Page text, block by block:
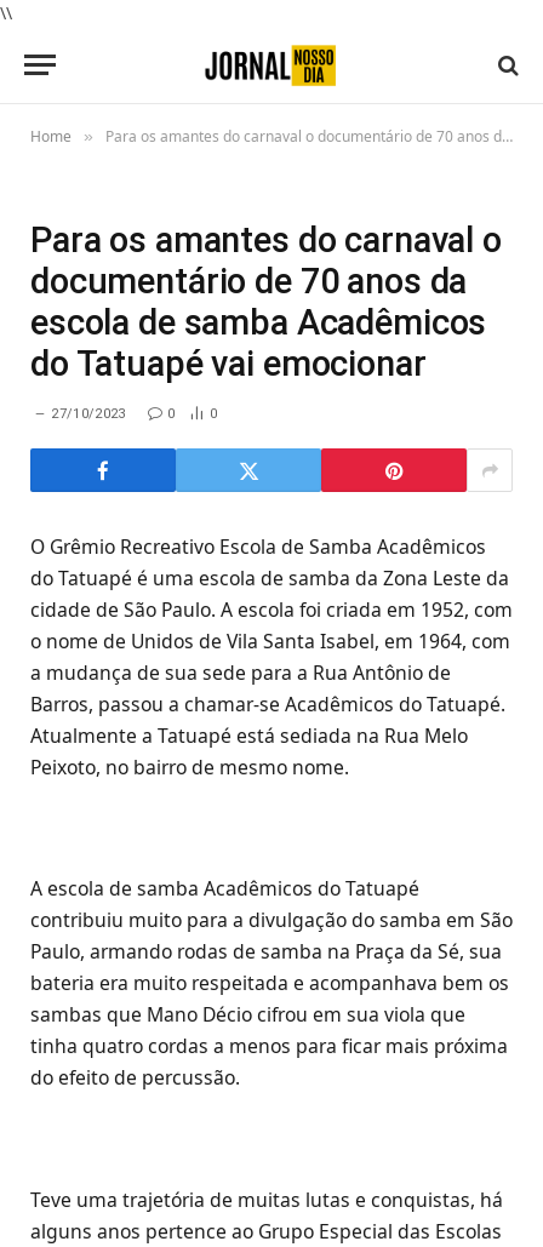
\\
Home » Para os amantes do carnaval o documentário de 70 anos da escola de samba Acadêmicos do Tatuapé vai emocionar
Para os amantes do carnaval o
documentário de 70 anos da
escola de samba Acadêmicos
do Tatuapé vai emocionar
27/10/2023 0 0
O Grêmio Recreativo Escola de Samba Acadêmicos
do Tatuapé é uma escola de samba da Zona Leste da
cidade de São Paulo. A escola foi criada em 1952, com
o nome de Unidos de Vila Santa Isabel, em 1964, com
a mudança de sua sede para a Rua Antônio de
Barros, passou a chamar-se Acadêmicos do Tatuapé.
Atualmente a Tatuapé está sediada na Rua Melo
Peixoto, no bairro de mesmo nome.
A escola de samba Acadêmicos do Tatuapé
contribuiu muito para a divulgação do samba em São
Paulo, armando rodas de samba na Praça da Sé, sua
bateria era muito respeitada e acompanhava bem os
sambas que Mano Décio cifrou em sua viola que
tinha quatro cordas a menos para ficar mais próxima
do efeito de percussão.
Teve uma trajetória de muitas lutas e conquistas, há
alguns anos pertence ao Grupo Especial das Escolas